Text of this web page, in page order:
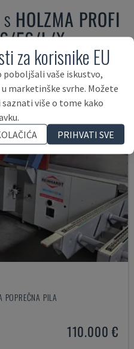
HOLZMA PROFI
56/L/X
PILA
110.000 €
za korisnike EU
vaše iskustvo,
marketinške svrhe. Možete
više o tome kako
PRIHVATI SVE